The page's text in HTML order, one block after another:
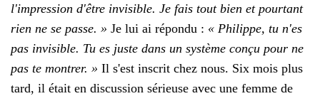
l'impression d'être invisible. Je fais tout bien et pourtant
rien ne se passe. » Je lui ai répondu : « Philippe, tu n'es
pas invisible. Tu es juste dans un système conçu pour ne
pas te montrer. » Il s'est inscrit chez nous. Six mois plus
tard, il était en discussion sérieuse avec une femme de